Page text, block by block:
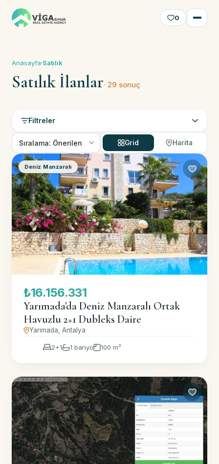
0
Anasayfa·Satılık
Satılık İlanlar· 29 sonuç
Filtreler
Grid Harita
Deniz Manzaralı
₺16.156.331
Yarımada'da Deniz Manzaralı Ortak
Havuzlu 2+1 Dubleks Daire
Yarımada, Antalya
2+1 1 banyo 100 m²